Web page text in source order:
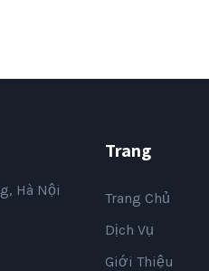
Hà Nội
Trang
Trang Chủ
Dịch Vụ
Giới Thiệu